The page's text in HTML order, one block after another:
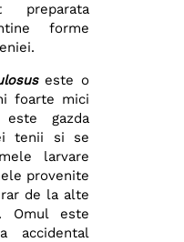
preparata
forme
este o
foarte mici
gazda
tenii si se
larvare
provenite
de la alte
Omul este
accidental